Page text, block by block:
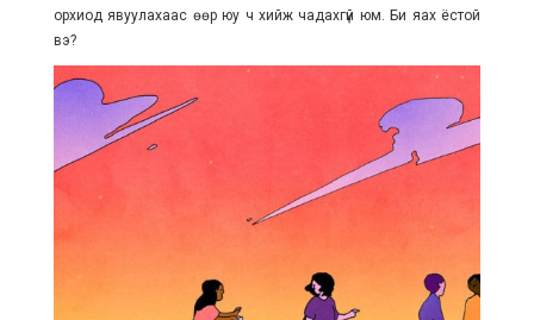
орхиод явуулахаас өөр юу ч хийж чадахгүй юм. Би яах ёстой
вэ?